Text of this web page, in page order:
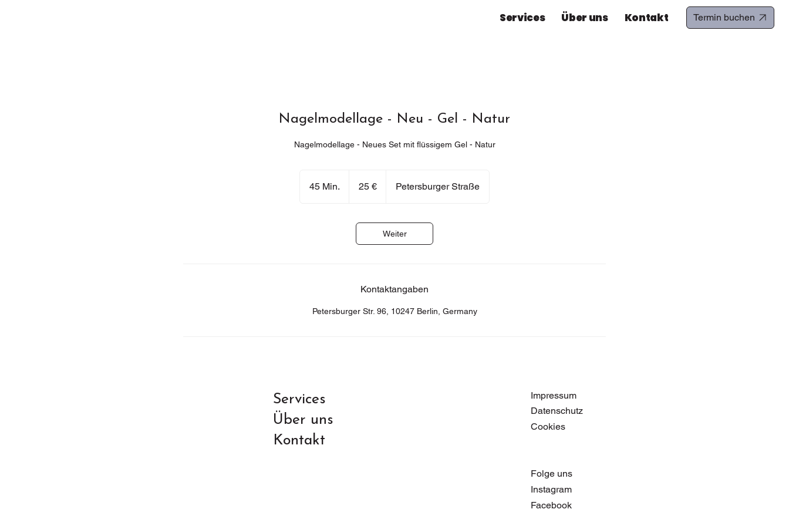
Services Über uns Kontakt Termin buchen
Nagelmodellage - Neu - Gel - Natur
Nagelmodellage - Neues Set mit flüssigem Gel - Natur
45 Min. 25 € Petersburger Straße
Weiter
Kontaktangaben
Petersburger Str. 96, 10247 Berlin, Germany
Services
Über uns
Kontakt
Impressum
Datenschutz
Cookies
Folge uns
Instagram
Facebook